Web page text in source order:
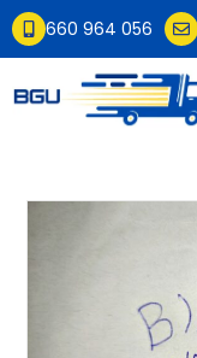
660 964 056